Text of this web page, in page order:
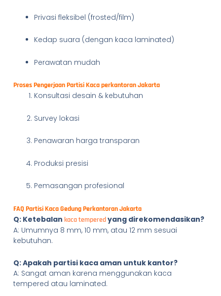
Privasi fleksibel (frosted/film)
Kedap suara (dengan kaca laminated)
Perawatan mudah
Proses Pengerjaan Partisi Kaca perkantoran Jakarta
Konsultasi desain & kebutuhan
Survey lokasi
Penawaran harga transparan
Produksi presisi
Pemasangan profesional
FAQ Partisi Kaca Gedung Perkantoran Jakarta
Q: Ketebalan kaca temperedyang direkomendasikan?
A: Umumnya 8 mm, 10 mm, atau 12 mm sesuai
kebutuhan.
Q: Apakah partisi kaca aman untuk kantor?
A: Sangat aman karena menggunakan kaca
tempered atau laminated.